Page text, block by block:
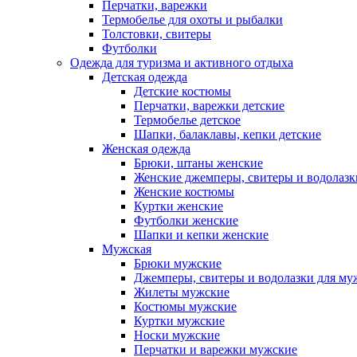
Перчатки, варежки
Термобелье для охоты и рыбалки
Толстовки, свитеры
Футболки
Одежда для туризма и активного отдыха
Детская одежда
Детские костюмы
Перчатки, варежки детские
Термобелье детское
Шапки, балаклавы, кепки детские
Женская одежда
Брюки, штаны женские
Женские джемперы, свитеры и
Женские костюмы
Куртки женские
Футболки женские
Шапки и кепки женские
Мужская
Брюки мужские
Джемперы, свитеры и водолазки для
Жилеты мужские
Костюмы мужские
Куртки мужские
Носки мужские
Перчатки и варежки мужские